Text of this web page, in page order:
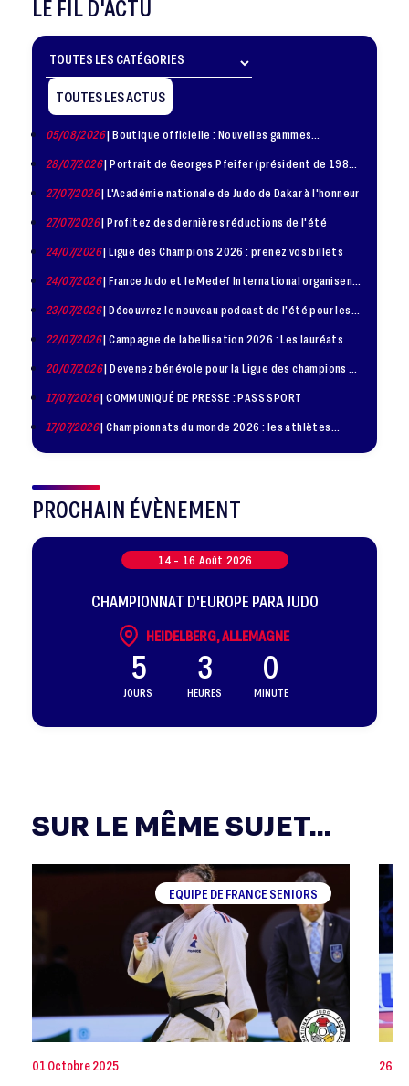
LE FIL D'ACTU
TOUTES LES ACTUS
05/08/2026| Boutique officielle : Nouvelles gammes
28/07/2026| Portrait de Georges Pfeifer (président de 1981
27/07/2026| L'Académie nationale de Judo de Dakar à l'honneur
27/07/2026| Profitez des dernières réductions de l'été
24/07/2026| Ligue des Champions 2026 : prenez vos billets
24/07/2026| France Judo et le Medef International organisent
23/07/2026| Découvrez le nouveau podcast de l'été pour les
22/07/2026| Campagne de labellisation 2026 : Les lauréats
20/07/2026| Devenez bénévole pour la Ligue des champions de
17/07/2026| COMMUNIQUÉ DE PRESSE : PASS SPORT
17/07/2026| Championnats du monde 2026 : les athlètes
PROCHAIN ÉVÈNEMENT
14 - 16 Août 2026
CHAMPIONNAT D'EUROPE PARA JUDO
HEIDELBERG, ALLEMAGNE
5
JOURS
3
HEURES
0
MINUTE
SUR LE MÊME SUJET...
EQUIPE DE FRANCE SENIORS
01 Octobre 2025 26